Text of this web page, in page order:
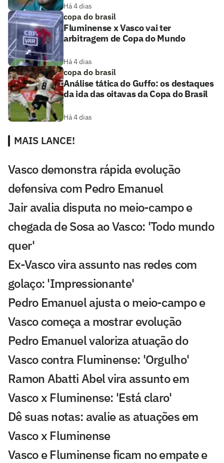
Há 4 dias
copa do brasil
Fluminense x Vasco vai ter
arbitragem de Copa do Mundo
Há 4 dias
copa do brasil
Análise tática do Guffo: os destaques
da ida das oitavas da Copa do Brasil
Há 4 dias
MAIS LANCE!
Vasco demonstra rápida evolução
defensiva com Pedro Emanuel
Jair avalia disputa no meio-campo e
chegada de Sosa ao Vasco: 'Todo mundo
quer'
Ex-Vasco vira assunto nas redes com
golaço: 'Impressionante'
Pedro Emanuel ajusta o meio-campo e
Vasco começa a mostrar evolução
Pedro Emanuel valoriza atuação do
Vasco contra Fluminense: 'Orgulho'
Ramon Abatti Abel vira assunto em
Vasco x Fluminense: 'Está claro'
Dê suas notas: avalie as atuações em
Vasco x Fluminense
Vasco e Fluminense ficam no empate e